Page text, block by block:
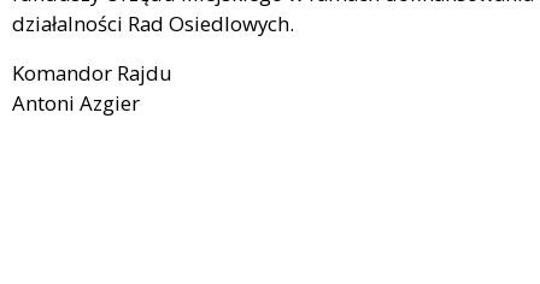
działalności Rad Osiedlowych.
Komandor Rajdu
Antoni Azgier